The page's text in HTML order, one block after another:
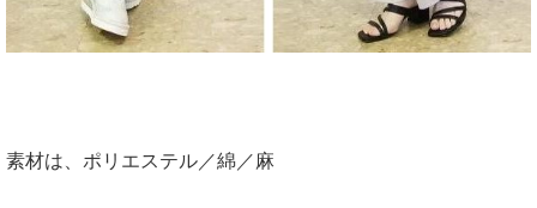
素材は、ポリエステル／綿／麻